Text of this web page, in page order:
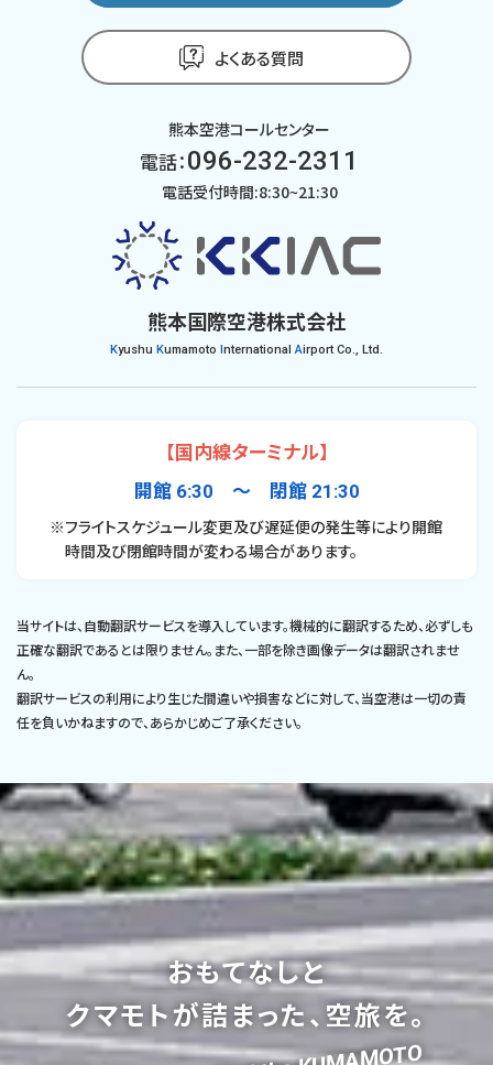
よくある質問
熊本空港コールセンター
電話：096-232-2311
電話受付時間:8:30~21:30
熊本国際空港株式会社
Kyushu Kumamoto InternationalAirport Co., Ltd.
【国内線ターミナル】
開館 6:30 〜 閉館 21:30
※フライトスケジュール変更及び遅延便の発生等により開館
時間及び閉館時間が変わる場合があります。
当サイトは、自動翻訳サービスを導入しています。機械的に翻訳するため、必ずしも
正確な翻訳であるとは限りません。また、一部を除き画像データは翻訳されませ
ん。
翻訳サービスの利用により生じた間違いや損害などに対して、当空港は一切の責
任を負いかねますので、あらかじめご了承ください。
おもてなしと
クマモトが詰まった、空旅を。